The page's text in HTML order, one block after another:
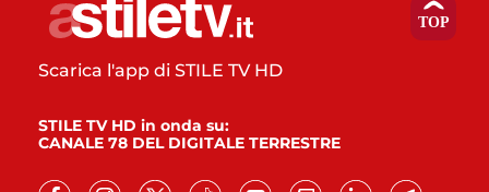
Scarica l'app di STILE TV HD
STILE TV HD in onda su:
CANALE 78 DEL DIGITALE TERRESTRE